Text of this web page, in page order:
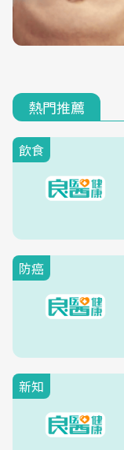
熱門推薦
飲食
防癌
新知